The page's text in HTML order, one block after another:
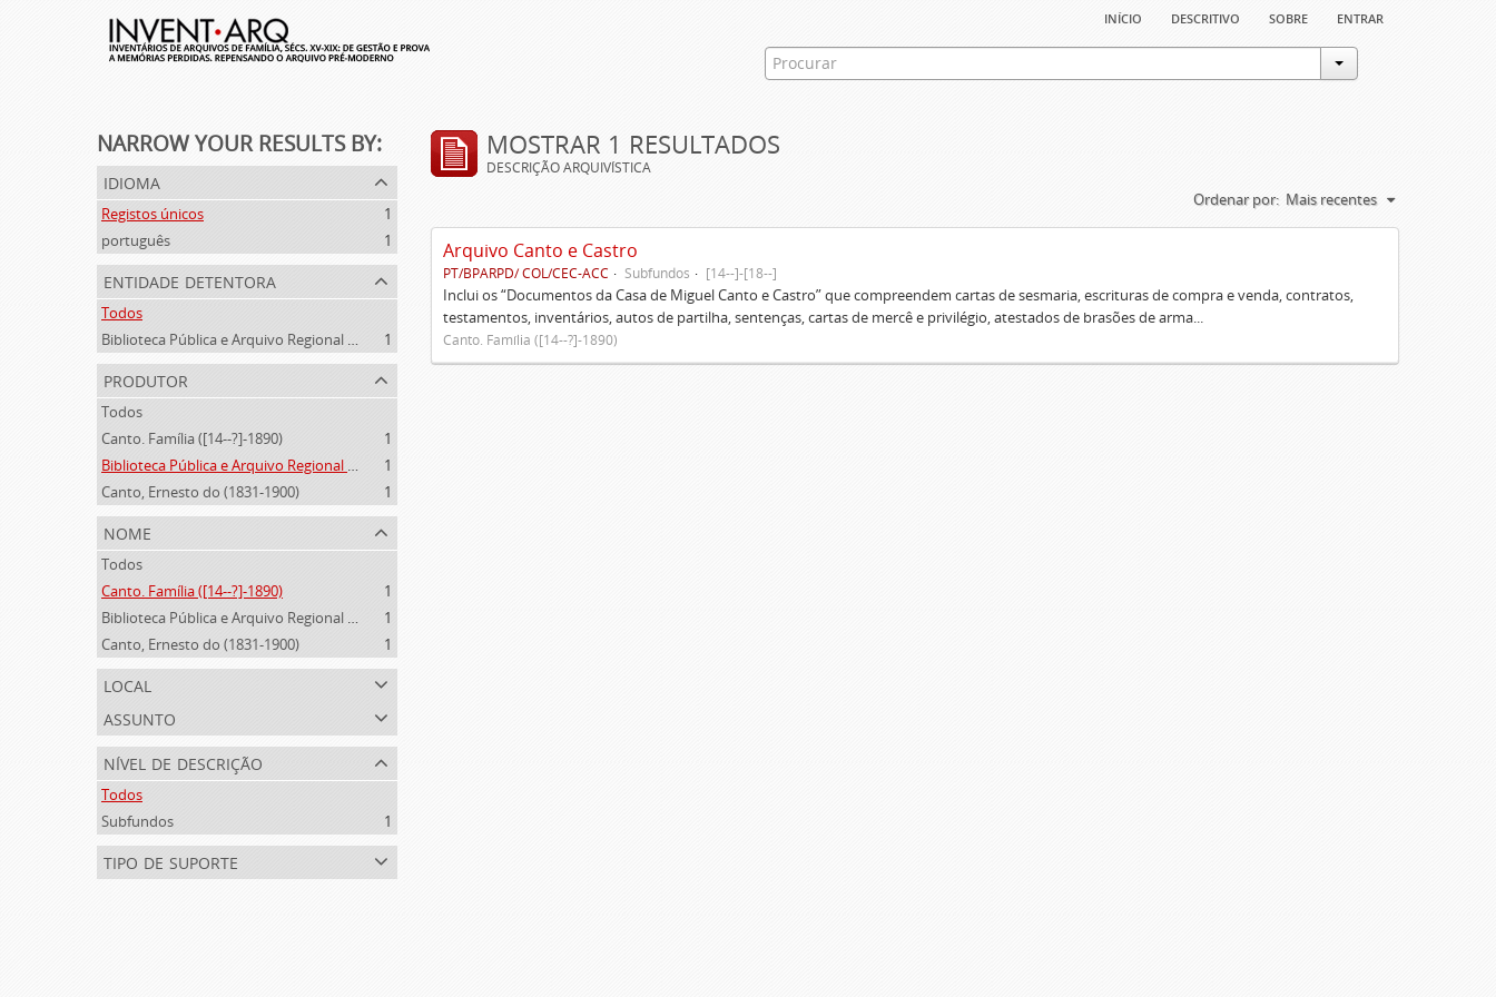
início descritivo sobre entrar
NARROW YOUR RESULTS BY:
idioma
Registos únicos
1
português
1
entidade detentora
Todos
Biblioteca Pública e Arquivo Regional de Ponta Delgada
1
produtor
Todos
Canto. Família ([14--?]-1890)
1
Biblioteca Pública e Arquivo Regional de Ponta Delgada (1841- )
1
Canto, Ernesto do (1831-1900)
1
nome
Todos
Canto. Família ([14--?]-1890)
1
Biblioteca Pública e Arquivo Regional de Ponta Delgada (1841- )
1
Canto, Ernesto do (1831-1900)
1
local
assunto
nível de descrição
Todos
Subfundos
1
tipo de suporte
MOSTRAR 1 RESULTADOS
DESCRIÇÃO ARQUIVÍSTICA
Ordenar por: Mais recentes
Arquivo Canto e Castro
PT/BPARPD/ COL/CEC-ACC Subfundos [14--]-[18--]
Inclui os “Documentos da Casa de Miguel Canto e Castro” que compreendem cartas de sesmaria, escrituras de compra e venda, contratos,
testamentos, inventários, autos de partilha, sentenças, cartas de mercê e privilégio, atestados de brasões de arma...
Canto. Família ([14--?]-1890)